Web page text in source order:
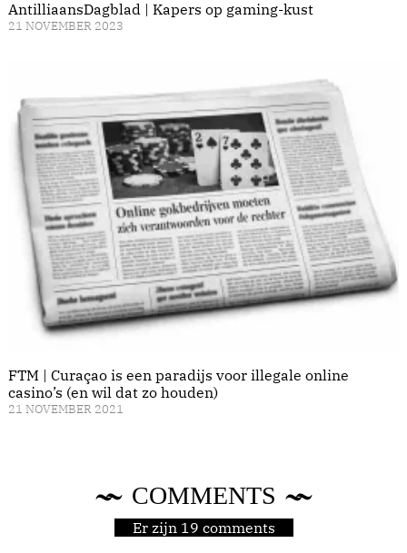
AntilliaansDagblad | Kapers op gaming-kust
21 NOVEMBER 2023
FTM | Curaçao is een paradijs voor illegale online
casino’s (en wil dat zo houden)
21 NOVEMBER 2021
COMMENTS
Er zijn 19 comments